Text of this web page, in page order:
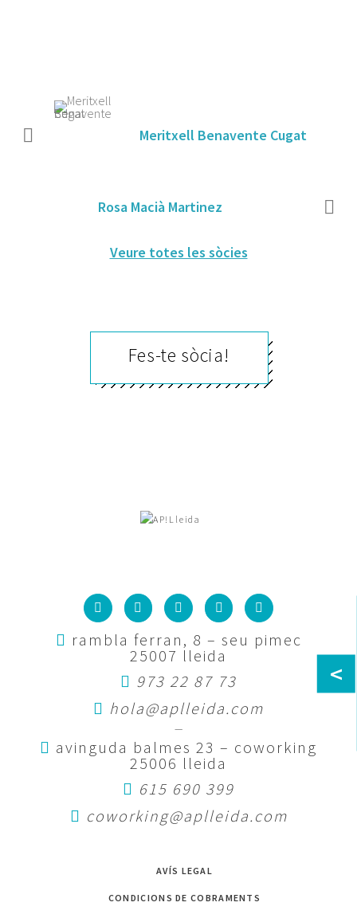
Meritxell Benavente Cugat
Rosa Macià Martinez
Veure totes les sòcies
Fes-te sòcia!
rambla ferran, 8 – seu pimec
25007 lleida
973 22 87 73
hola@aplleida.com
—
avinguda balmes 23 – coworking
25006 lleida
615 690 399
coworking@aplleida.com
AVÍS LEGAL
CONDICIONS DE COBRAMENTS
<